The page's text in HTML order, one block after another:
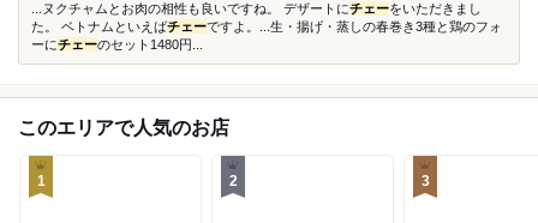
...ヌクチャムとお肉の相性も良いですね。 デザートにチェーをいただきまし
た。 ベトナムといえばチェーですよ。...生・揚げ・蒸しの春巻き3種と鶏のフォ
ーにチェーのセット1480円...
このエリアで人気のお店
1 2 3